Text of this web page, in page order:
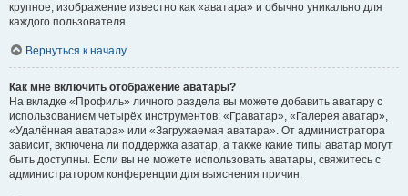
крупное, изображение известно как «аватара» и обычно уникально для
каждого пользователя.
Вернуться к началу
Как мне включить отображение аватары?
На вкладке «Профиль» личного раздела вы можете добавить аватару с
использованием четырёх инструментов: «Граватар», «Галерея аватар»,
«Удалённая аватара» или «Загружаемая аватара». От администратора
зависит, включена ли поддержка аватар, а также какие типы аватар могут
быть доступны. Если вы не можете использовать аватары, свяжитесь с
администратором конференции для выяснения причин.